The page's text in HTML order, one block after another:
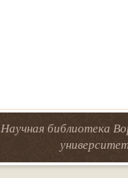
Научная библиотека